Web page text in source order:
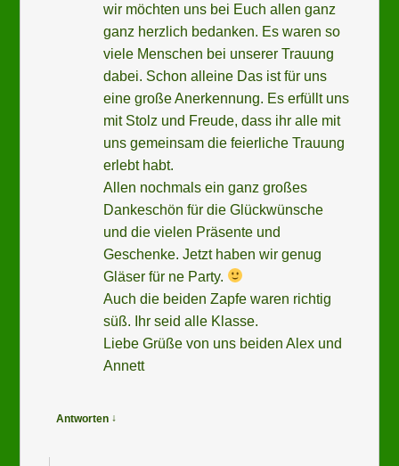
wir möchten uns bei Euch allen ganz
ganz herzlich bedanken. Es waren so
viele Menschen bei unserer Trauung
dabei. Schon alleine Das ist für uns
eine große Anerkennung. Es erfüllt uns
mit Stolz und Freude, dass ihr alle mit
uns gemeinsam die feierliche Trauung
erlebt habt.
Allen nochmals ein ganz großes
Dankeschön für die Glückwünsche
und die vielen Präsente und
Geschenke. Jetzt haben wir genug
Gläser für ne Party.
Auch die beiden Zapfe waren richtig
süß. Ihr seid alle Klasse.
Liebe Grüße von uns beiden Alex und
Annett
Antworten ↓